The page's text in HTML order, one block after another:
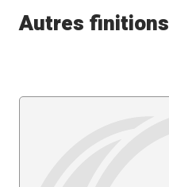
Autres finitions